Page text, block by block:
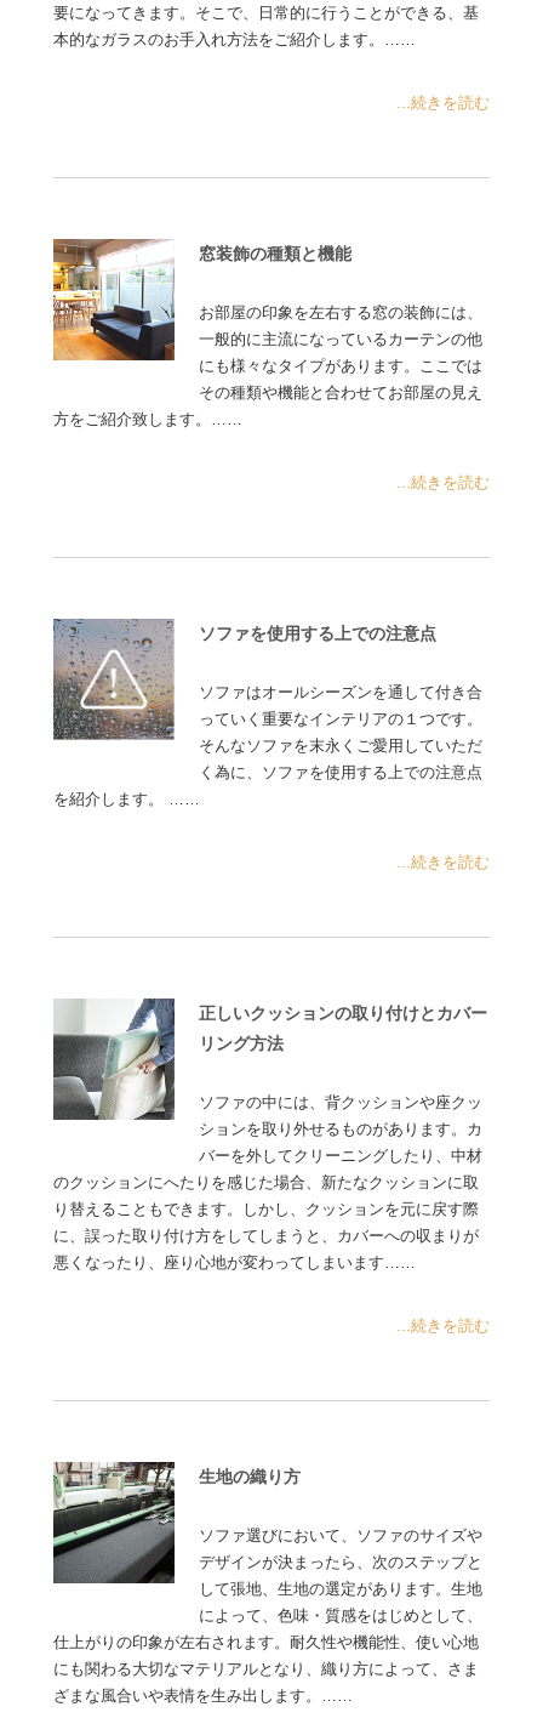
要になってきます。そこで、日常的に行うことができる、基
本的なガラスのお手入れ方法をご紹介します。……
...続きを読む
窓装飾の種類と機能
お部屋の印象を左右する窓の装飾には、
一般的に主流になっているカーテンの他
にも様々なタイプがあります。ここでは
その種類や機能と合わせてお部屋の見え
方をご紹介致します。……
...続きを読む
ソファを使用する上での注意点
ソファはオールシーズンを通して付き合
っていく重要なインテリアの１つです。
そんなソファを末永くご愛用していただ
く為に、ソファを使用する上での注意点
を紹介します。 ……
...続きを読む
正しいクッションの取り付けとカバー
リング方法
ソファの中には、背クッションや座クッ
ションを取り外せるものがあります。カ
バーを外してクリーニングしたり、中材
のクッションにへたりを感じた場合、新たなクッションに取
り替えることもできます。しかし、クッションを元に戻す際
に、誤った取り付け方をしてしまうと、カバーへの収まりが
悪くなったり、座り心地が変わってしまいます……
...続きを読む
生地の織り方
ソファ選びにおいて、ソファのサイズや
デザインが決まったら、次のステップと
して張地、生地の選定があります。生地
によって、色味・質感をはじめとして、
仕上がりの印象が左右されます。耐久性や機能性、使い心地
にも関わる大切なマテリアルとなり、織り方によって、さま
ざまな風合いや表情を生み出します。……